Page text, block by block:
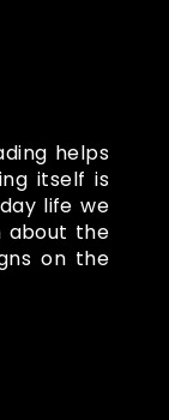
helps
itself is
life we
about the
on the